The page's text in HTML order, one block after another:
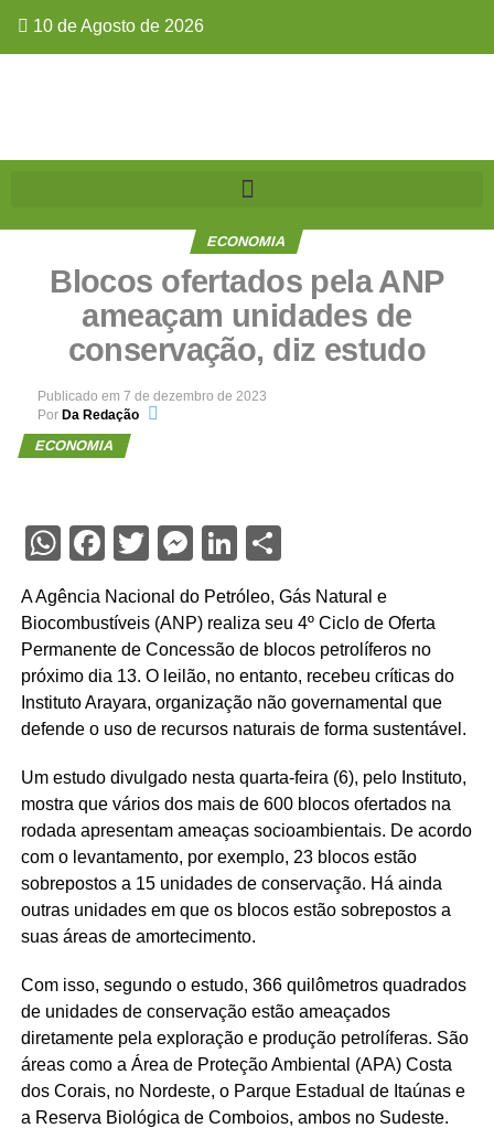
10 de Agosto de 2026
ECONOMIA
Blocos ofertados pela ANP
ameaçam unidades de
conservação, diz estudo
Publicado em 7 de dezembro de 2023
Por Da Redação
ECONOMIA
WhatsApp
Facebook
Twitter
Messenger
LinkedIn
Share
A Agência Nacional do Petróleo, Gás Natural e
Biocombustíveis (ANP) realiza seu 4º Ciclo de Oferta
Permanente de Concessão de blocos petrolíferos no
próximo dia 13. O leilão, no entanto, recebeu críticas do
Instituto Arayara, organização não governamental que
defende o uso de recursos naturais de forma sustentável.
Um estudo divulgado nesta quarta-feira (6), pelo Instituto,
mostra que vários dos mais de 600 blocos ofertados na
rodada apresentam ameaças socioambientais. De acordo
com o levantamento, por exemplo, 23 blocos estão
sobrepostos a 15 unidades de conservação. Há ainda
outras unidades em que os blocos estão sobrepostos a
suas áreas de amortecimento.
Com isso, segundo o estudo, 366 quilômetros quadrados
de unidades de conservação estão ameaçados
diretamente pela exploração e produção petrolíferas. São
áreas como a Área de Proteção Ambiental (APA) Costa
dos Corais, no Nordeste, o Parque Estadual de Itaúnas e
a Reserva Biológica de Comboios, ambos no Sudeste.